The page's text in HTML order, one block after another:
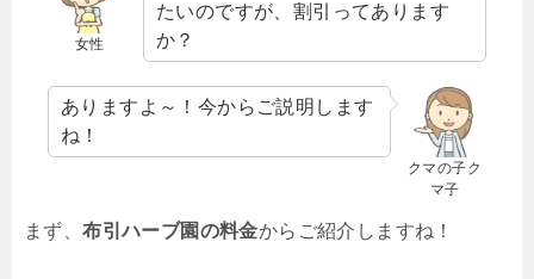
女性
たいのですが、割引ってあります
か？
クマの子ク
マ子
ありますよ～！今からご説明します
ね！
まず、布引ハーブ園の料金からご紹介しますね！